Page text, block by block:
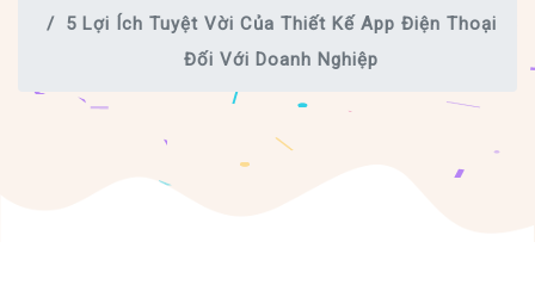
5 Lợi Ích Tuyệt Vời Của Thiết Kế App Điện Thoại
Đối Với Doanh Nghiệp